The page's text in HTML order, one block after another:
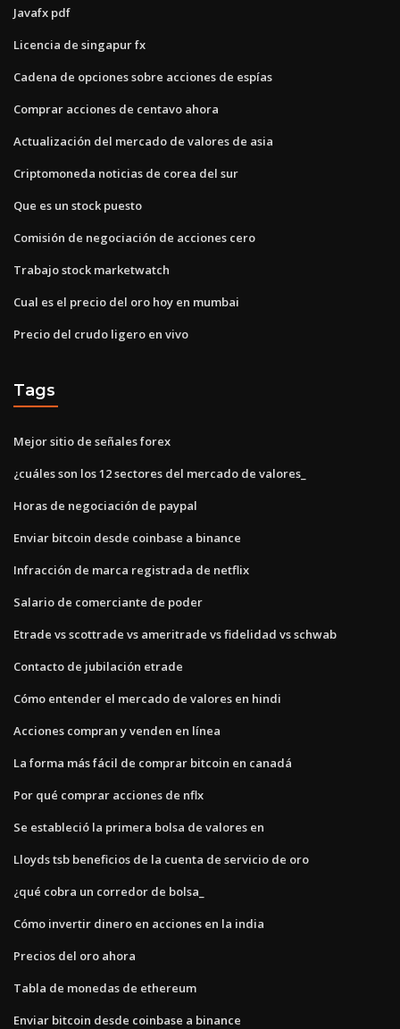
Javafx pdf
Licencia de singapur fx
Cadena de opciones sobre acciones de espías
Comprar acciones de centavo ahora
Actualización del mercado de valores de asia
Criptomoneda noticias de corea del sur
Que es un stock puesto
Comisión de negociación de acciones cero
Trabajo stock marketwatch
Cual es el precio del oro hoy en mumbai
Precio del crudo ligero en vivo
Tags
Mejor sitio de señales forex
¿cuáles son los 12 sectores del mercado de valores_
Horas de negociación de paypal
Enviar bitcoin desde coinbase a binance
Infracción de marca registrada de netflix
Salario de comerciante de poder
Etrade vs scottrade vs ameritrade vs fidelidad vs schwab
Contacto de jubilación etrade
Cómo entender el mercado de valores en hindi
Acciones compran y venden en línea
La forma más fácil de comprar bitcoin en canadá
Por qué comprar acciones de nflx
Se estableció la primera bolsa de valores en
Lloyds tsb beneficios de la cuenta de servicio de oro
¿qué cobra un corredor de bolsa_
Cómo invertir dinero en acciones en la india
Precios del oro ahora
Tabla de monedas de ethereum
Enviar bitcoin desde coinbase a binance